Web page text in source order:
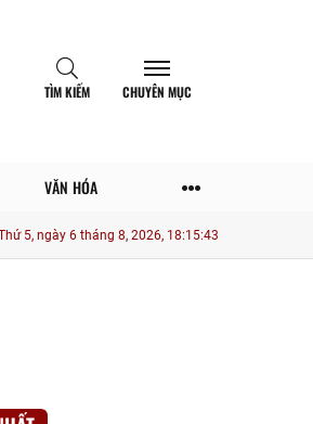
TÌM KIẾM CHUYÊN MỤC
VĂN HÓA
chính sổ đỏ đã cấp tại Hà Nội 2026 thế nào theo
5, ngày 6 tháng 8, 2026, 18:15:44